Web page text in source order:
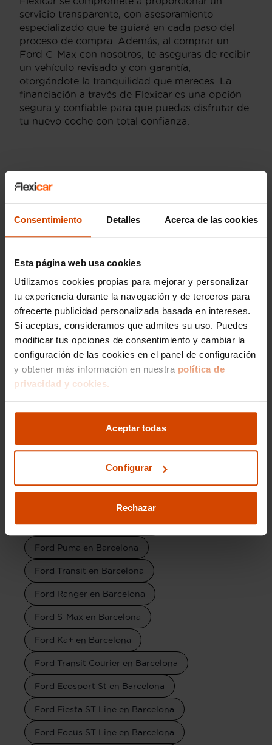
Consentimiento Detalles Acerca de las cookies
Esta página web usa cookies
Utilizamos cookies propias para mejorar y personalizar
tu experiencia durante la navegación y de terceros para
ofrecerte publicidad personalizada basada en intereses.
Si aceptas, consideramos que admites su uso. Puedes
modificar tus opciones de consentimiento y cambiar la
configuración de las cookies en el panel de configuración
y obtener más información en nuestra política de
privacidad y cookies.
Aceptar todas
Configurar
Rechazar
servicio transparente, con asesoramiento
especializado que te guiará en cada paso del
proceso de compra. Además, al comprar un
Ford C-Max con nosotros, te aseguras de recibir
un vehículo revisado y con garantía,
otorgándote la tranquilidad que mereces. La
financiación a través de Flexicar es una opción
segura y confiable para que puedas disfrutar de
tu nuevo coche con total confianza.
Versiones del modelo
Ford C-Max Business
Modelos por provincia
Ford Focus en Barcelona
Ford Mustang en Barcelona
Ford Kuga en Barcelona
Ford Grand Tourneo Connect en Barcelona
Ford Tourneo Connect en Barcelona
Ford Transit Connect en Barcelona
Ford Transit Custom en Barcelona
Ford Ecosport en Barcelona
Ford Puma en Barcelona
Ford Transit en Barcelona
Ford Ranger en Barcelona
Ford S-Max en Barcelona
Ford Ka+ en Barcelona
Ford Transit Courier en Barcelona
Ford Ecosport St en Barcelona
Ford Fiesta ST Line en Barcelona
Ford Focus ST Line en Barcelona